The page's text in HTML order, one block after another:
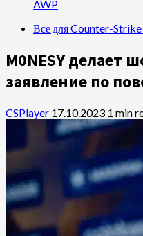
AWP
Все для Counter-Strike
M0NESY делает
заявление по
CSPlayer 17.10.2023 1 min